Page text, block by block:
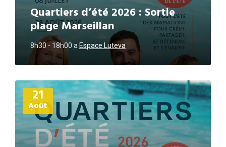
Quartiers d’été 2026 : Sortie
plage Marseillan
8h30 - 18h00 a Espace Luteva
21
Août
Plus
d'informations